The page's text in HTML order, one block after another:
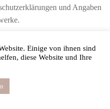
und Angaben
und der Geltendmachung
darauf hin, dass diese am
gemacht werden können.
ergreifen und
Einige von ihnen sind
diese Website und Ihre